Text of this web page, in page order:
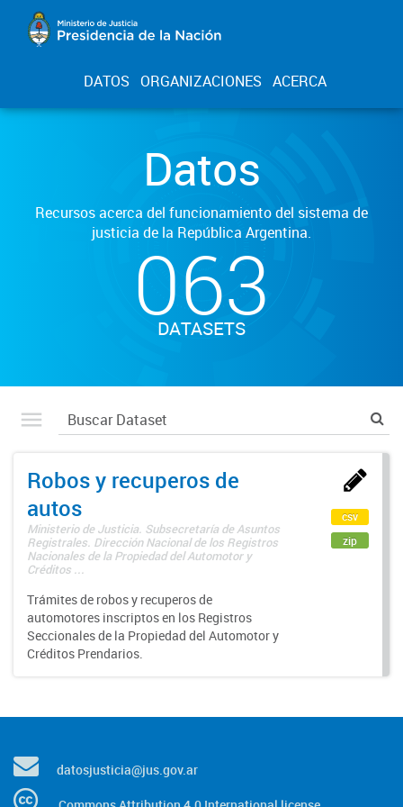
DATOS ORGANIZACIONES ACERCA
Datos
Recursos acerca del funcionamiento del sistema de
justicia de la República Argentina.
063
DATASETS
Robos y recuperos de
autos
Ministerio de Justicia. Subsecretaría de Asuntos
Registrales. Dirección Nacional de los Registros
Nacionales de la Propiedad del Automotor y
Créditos ...
Trámites de robos y recuperos de
automotores inscriptos en los Registros
Seccionales de la Propiedad del Automotor y
Créditos Prendarios.
csv
zip
datosjusticia@jus.gov.ar